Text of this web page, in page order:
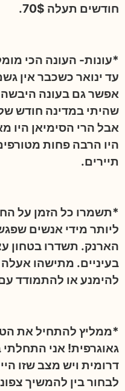
חודשים תעלה 70$.
*עונות- העונה הכי
עד ינואר כשכבר אין
אפשר גם בעונה היבשה
שהיתי במדינה חודש
אבל הרי הסימיאן היו
היו הרבה פחות
תיירים.
*תשמרו כל הזמן על
ליותר מידי אנשים
הארנק. תשדרו בטחון
בעיניים. מתישהו
להימנע או להתמודד
*ממליץ להתחיל את
גאוגרפית! אני
דרומית ויש מצב שזו
לבחור בין להמשיך